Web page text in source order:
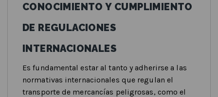
CONOCIMIENTO Y CUMPLIMIENTO
DE REGULACIONES
INTERNACIONALES
Es fundamental estar al tanto y adherirse a las
normativas internacionales que regulan el
transporte de mercancías peligrosas, como el